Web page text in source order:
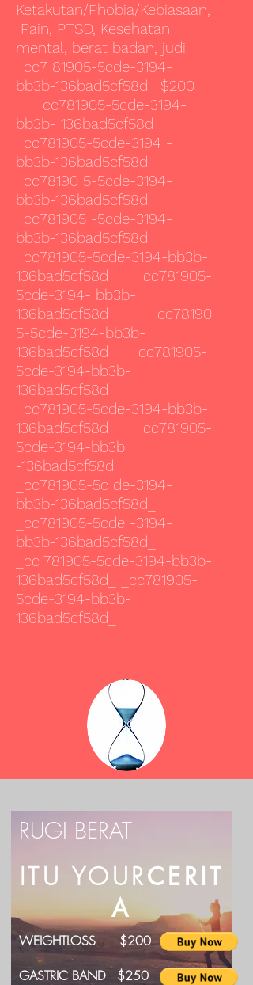
Ketakutan/Phobia/Kebiasaan,
Pain, PTSD, Kesehatan
mental, berat badan, judi
_cc7 81905-5cde-3194-
bb3b-136bad5cf58d_ $200
_cc781905-5cde-3194-
bb3b- 136bad5cf58d_
_cc781905-5cde-3194 -
bb3b-136bad5cf58d_
_cc78190 5-5cde-3194-
bb3b-136bad5cf58d_
_cc781905 -5cde-3194-
bb3b-136bad5cf58d_
_cc781905-5cde-3194-bb3b-
136bad5cf58d _ _cc781905-
5cde-3194- bb3b-
136bad5cf58d_ _cc78190
5-5cde-3194-bb3b-
136bad5cf58d_ _cc781905-
5cde-3194-bb3b-
136bad5cf58d_
_cc781905-5cde-3194-bb3b-
136bad5cf58d _ _cc781905-
5cde-3194-bb3b
-136bad5cf58d_
_cc781905-5c de-3194-
bb3b-136bad5cf58d_
_cc781905-5cde -3194-
bb3b-136bad5cf58d_
_cc 781905-5cde-3194-bb3b-
136bad5cf58d_ _cc781905-
5cde-3194-bb3b-
136bad5cf58d_
ITU YOURCERIT
A
RUGI BERAT
WEIGHTLOSS $200
GASTRIC BAND $250